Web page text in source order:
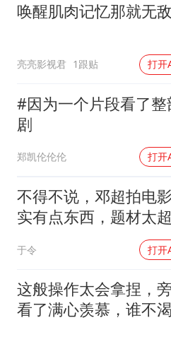
唤醒肌肉记忆那就无
亮亮影视君 1跟贴 打开
#因为一个片段看了整
剧
郑凯伦伦伦 打开
不得不说，邓超拍电
实有点东西，题材太
于令 打开
这般操作太会拿捏，
看了满心羡慕，谁不